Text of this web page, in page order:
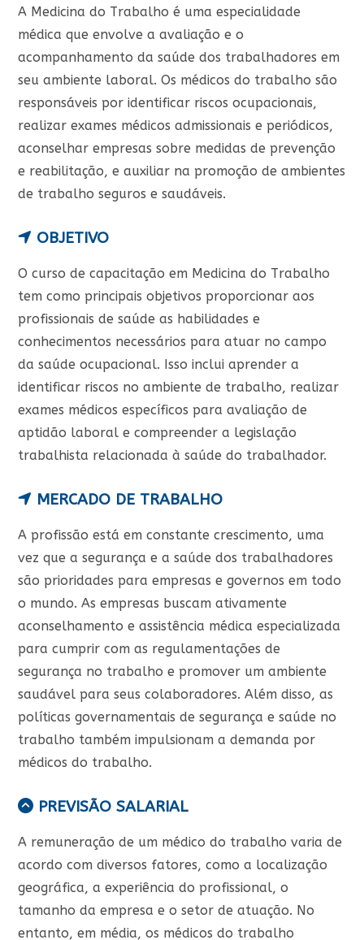
A Medicina do Trabalho é uma especialidade
médica que envolve a avaliação e o
acompanhamento da saúde dos trabalhadores em
seu ambiente laboral. Os médicos do trabalho são
responsáveis por identificar riscos ocupacionais,
realizar exames médicos admissionais e periódicos,
aconselhar empresas sobre medidas de prevenção
e reabilitação, e auxiliar na promoção de ambientes
de trabalho seguros e saudáveis.
OBJETIVO
O curso de capacitação em Medicina do Trabalho
tem como principais objetivos proporcionar aos
profissionais de saúde as habilidades e
conhecimentos necessários para atuar no campo
da saúde ocupacional. Isso inclui aprender a
identificar riscos no ambiente de trabalho, realizar
exames médicos específicos para avaliação de
aptidão laboral e compreender a legislação
trabalhista relacionada à saúde do trabalhador.
MERCADO DE TRABALHO
A profissão está em constante crescimento, uma
vez que a segurança e a saúde dos trabalhadores
são prioridades para empresas e governos em todo
o mundo. As empresas buscam ativamente
aconselhamento e assistência médica especializada
para cumprir com as regulamentações de
segurança no trabalho e promover um ambiente
saudável para seus colaboradores. Além disso, as
políticas governamentais de segurança e saúde no
trabalho também impulsionam a demanda por
médicos do trabalho.
PREVISÃO SALARIAL
A remuneração de um médico do trabalho varia de
acordo com diversos fatores, como a localização
geográfica, a experiência do profissional, o
tamanho da empresa e o setor de atuação. No
entanto, em média, os médicos do trabalho